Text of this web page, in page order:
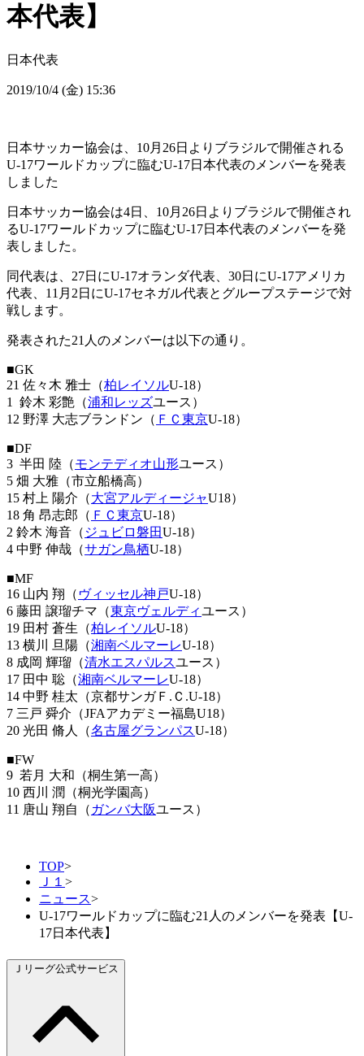
本代表】
日本代表
2019/10/4 (金) 15:36
日本サッカー協会は、10月26日よりブラジルで開催される
U-17ワールドカップに臨むU-17日本代表のメンバーを発表
しました
日本サッカー協会は4日、10月26日よりブラジルで開催され
るU-17ワールドカップに臨むU-17日本代表のメンバーを発
表しました。
同代表は、27日にU-17オランダ代表、30日にU-17アメリカ
代表、11月2日にU-17セネガル代表とグループステージで対
戦します。
発表された21人のメンバーは以下の通り。
■GK
21 佐々木 雅士（柏レイソルU-18）
1 鈴木 彩艶（浦和レッズユース）
12 野澤 大志ブランドン（ ＦＣ東京U-18）
■DF
3 半田 陸（モンテディオ山形ユース）
5 畑 大雅（市立船橋高）
15 村上 陽介（大宮アルディージャU18）
18 角 昂志郎（ ＦＣ東京U-18）
2 鈴木 海音（ ジュビロ磐田U-18）
4 中野 伸哉（サガン鳥栖U-18）
■MF
16 山内 翔（ ヴィッセル神戸U-18）
6 藤田 譲瑠チマ（東京ヴェルディユース）
19 田村 蒼生（柏レイソルU-18）
13 横川 旦陽（湘南ベルマーレU-18）
8 成岡 輝瑠（清水エスパルスユース）
17 田中 聡（湘南ベルマーレU-18）
14 中野 桂太（京都サンガＦ.Ｃ.U-18）
7 三戸 舜介（JFAアカデミー福島U18）
20 光田 脩人（名古屋グランパスU-18）
■FW
9 若月 大和（桐生第一高）
10 西川 潤（桐光学園高）
11 唐山 翔自（ ガンバ大阪ユース）
TOP>
Ｊ１ >
ニュース>
U-17ワールドカップに臨む21人のメンバーを発表【U-
17日本代表】
Ｊリーグ公式サービス